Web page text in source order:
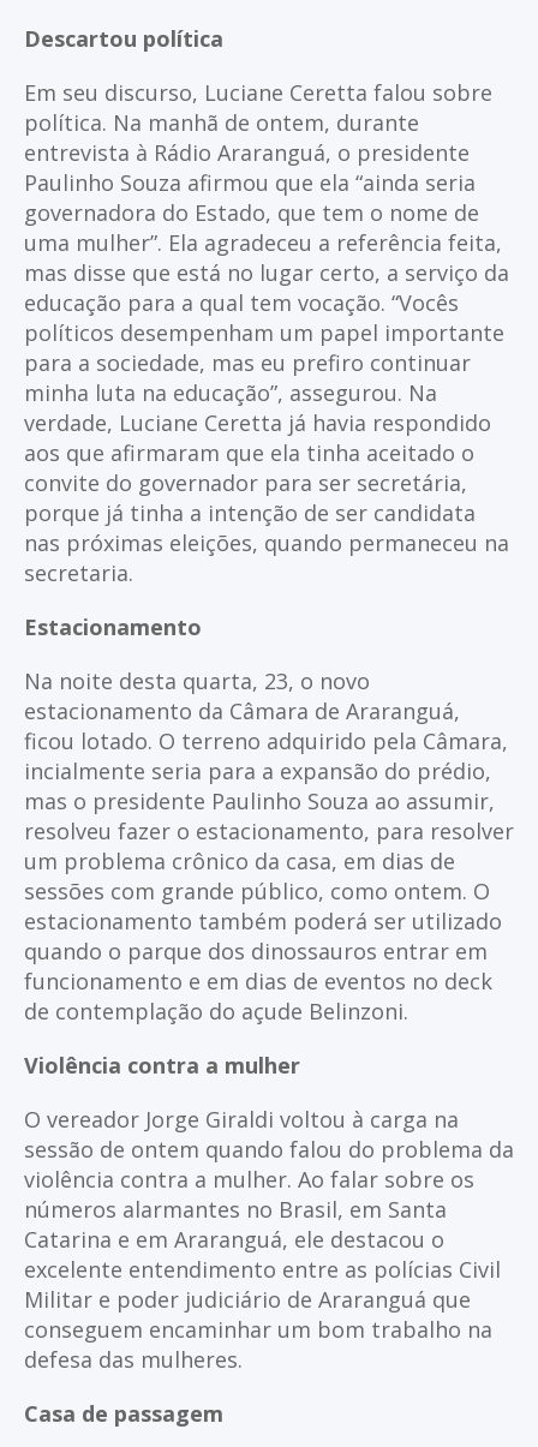
Descartou política
Em seu discurso, Luciane Ceretta falou sobre
política. Na manhã de ontem, durante
entrevista à Rádio Araranguá, o presidente
Paulinho Souza afirmou que ela “ainda seria
governadora do Estado, que tem o nome de
uma mulher”. Ela agradeceu a referência feita,
mas disse que está no lugar certo, a serviço da
educação para a qual tem vocação. “Vocês
políticos desempenham um papel importante
para a sociedade, mas eu prefiro continuar
minha luta na educação”, assegurou. Na
verdade, Luciane Ceretta já havia respondido
aos que afirmaram que ela tinha aceitado o
convite do governador para ser secretária,
porque já tinha a intenção de ser candidata
nas próximas eleições, quando permaneceu na
secretaria.
Estacionamento
Na noite desta quarta, 23, o novo
estacionamento da Câmara de Araranguá,
ficou lotado. O terreno adquirido pela Câmara,
incialmente seria para a expansão do prédio,
mas o presidente Paulinho Souza ao assumir,
resolveu fazer o estacionamento, para resolver
um problema crônico da casa, em dias de
sessões com grande público, como ontem. O
estacionamento também poderá ser utilizado
quando o parque dos dinossauros entrar em
funcionamento e em dias de eventos no deck
de contemplação do açude Belinzoni.
Violência contra a mulher
O vereador Jorge Giraldi voltou à carga na
sessão de ontem quando falou do problema da
violência contra a mulher. Ao falar sobre os
números alarmantes no Brasil, em Santa
Catarina e em Araranguá, ele destacou o
excelente entendimento entre as polícias Civil
Militar e poder judiciário de Araranguá que
conseguem encaminhar um bom trabalho na
defesa das mulheres.
Casa de passagem